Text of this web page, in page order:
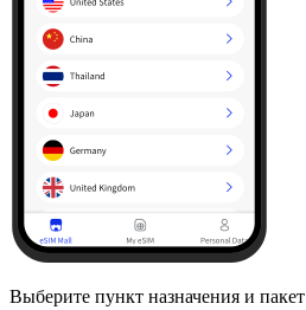
Выберите пункт назначения и пакет